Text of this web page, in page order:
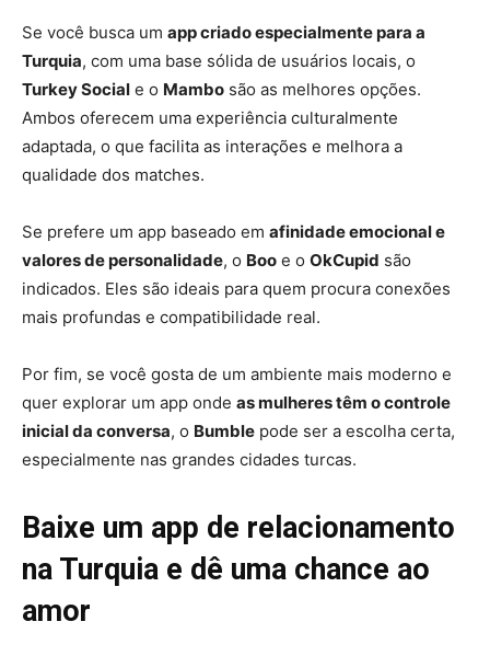
Se você busca um app criado especialmente para a
Turquia, com uma base sólida de usuários locais, o
Turkey Social e o Mambo são as melhores opções.
Ambos oferecem uma experiência culturalmente
adaptada, o que facilita as interações e melhora a
qualidade dos matches.
Se prefere um app baseado em afinidade emocional e
valores de personalidade, o Boo e o OkCupid são
indicados. Eles são ideais para quem procura conexões
mais profundas e compatibilidade real.
Por fim, se você gosta de um ambiente mais moderno e
quer explorar um app onde as mulheres têm o controle
inicial da conversa, o Bumble pode ser a escolha certa,
especialmente nas grandes cidades turcas.
Baixe um app de relacionamento
na Turquia e dê uma chance ao
amor